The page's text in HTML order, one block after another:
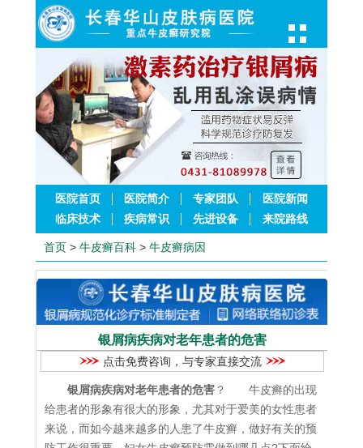
医院首页 医院简介 专家团队
医院新闻
临床技术
疾病常识 先进设备 来院路线
首页 > 牛皮癣百科 > 牛皮癣病因
银屑病疾病对老年患者的危害
点击免费咨询，与专家直接交流
银屑病疾病对老年患者的危害 ？ 牛皮癣的出现
给患者的形象有很大的形象，尤其对于爱美的女性患者
来说，而如今越来越多的人患了牛皮癣，做好有关的预